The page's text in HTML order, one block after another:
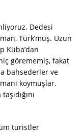
Dedesi
Türk’müş. Uzun
Küba’dan
görememiş, fakat
bahsederler ve
koymuşlar.
turistler